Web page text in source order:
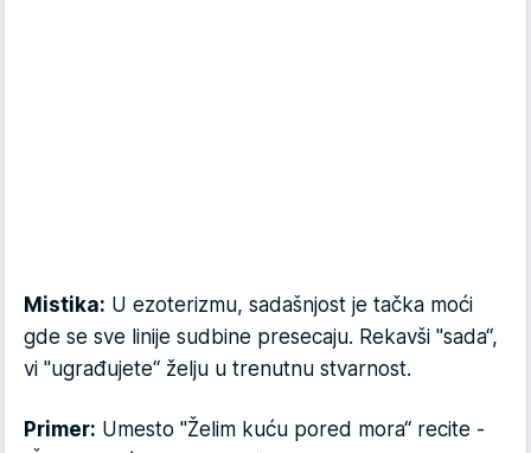
Mistika: U ezoterizmu, sadašnjost je tačka moći
gde se sve linije sudbine presecaju. Rekavši "sada“,
vi "ugrađujete“ želju u trenutnu stvarnost.
Primer: Umesto "Želim kuću pored mora“ recite -